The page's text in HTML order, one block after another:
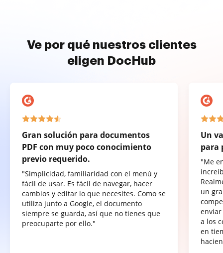
Ve por qué nuestros clientes
eligen DocHub
Gran solución para documentos
PDF con muy poco conocimiento
previo requerido.
"Simplicidad, familiaridad con el menú y
fácil de usar. Es fácil de navegar, hacer
cambios y editar lo que necesites. Como se
utiliza junto a Google, el documento
siempre se guarda, así que no tienes que
preocuparte por ello."
Un
para
"Me
un
a los
en